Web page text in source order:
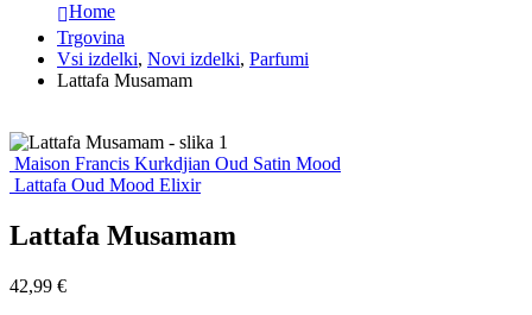
Home
Trgovina
Vsi izdelki, Novi izdelki, Parfumi
Lattafa Musamam
Maison Francis Kurkdjian Oud Satin Mood
Lattafa Oud Mood Elixir
Lattafa Musamam
42,99 €